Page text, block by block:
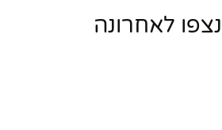
לאחרונה